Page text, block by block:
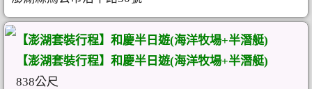
【澎湖套裝行程】和慶半日遊(海洋牧場+半潛艇)
【澎湖套裝行程】和慶半日遊(海洋牧場+半潛艇)
838公尺